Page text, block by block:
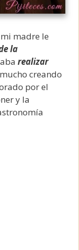
madre le
la
realizar
creando
por el
y la